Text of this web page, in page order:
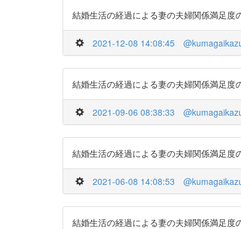
結婚生活の経過による妻の夫婦関係満足度
2021-12-08 14:08:45
結婚生活の経過による妻の夫婦関係満足度
2021-09-06 08:38:33
結婚生活の経過による妻の夫婦関係満足度
2021-06-08 14:08:53
結婚生活の経過による妻の夫婦関係満足度